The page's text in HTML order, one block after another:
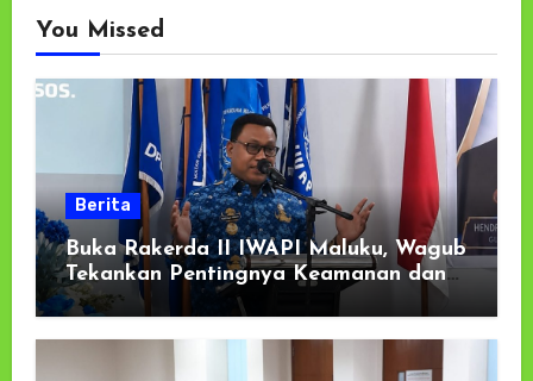
You Missed
Berita
Buka Rakerda II IWAPI Maluku, Wagub
Tekankan Pentingnya Keamanan dan
Akses Perbankan bagi UMKM